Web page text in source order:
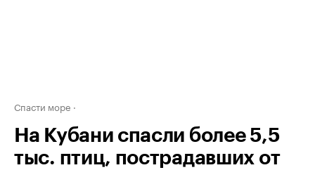
Спасти море
На Кубани спасли более 5,5
тыс. птиц, пострадавших от